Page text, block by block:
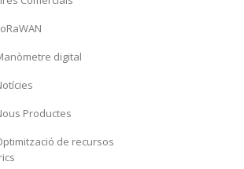
digital
Productes
de recursos